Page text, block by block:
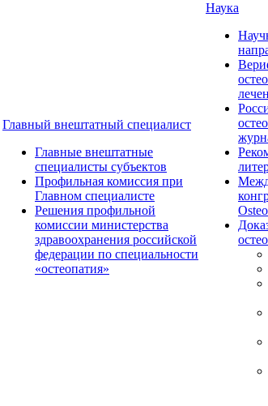
Главный внештатный специалист
Главные внештатные
специалисты субъектов
Профильная комиссия при
Главном специалисте
Решения профильной
комиссии министерства
здравоохранения российской
федерации по специальности
«остеопатия»
Наука